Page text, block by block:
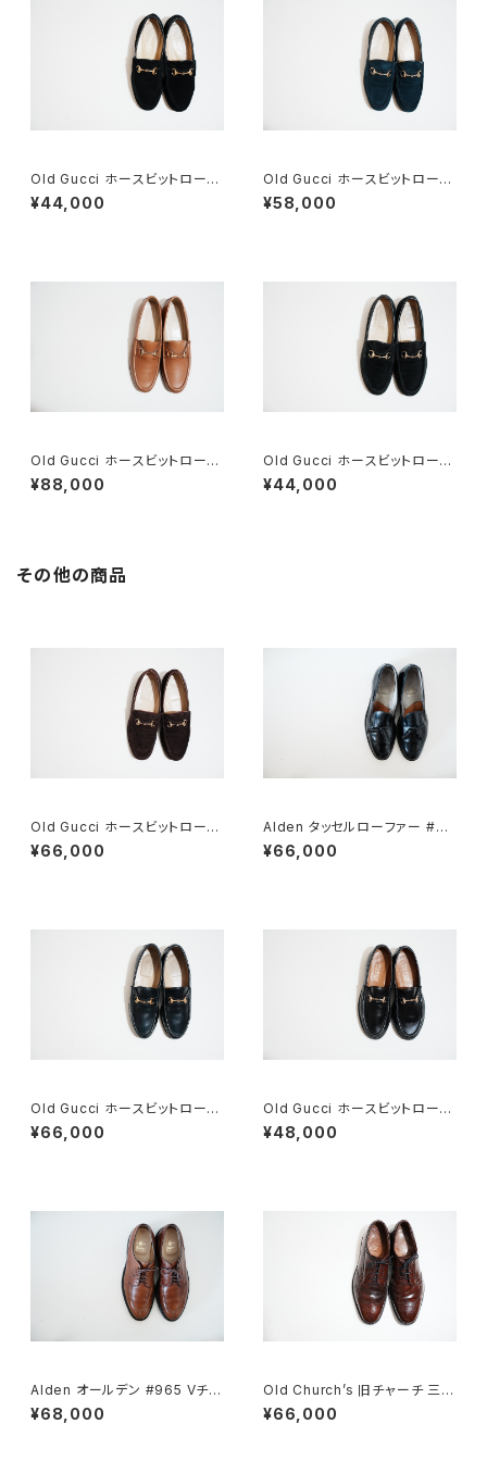
Old Gucci ホースビットローフ
ァー 6.5B スエードBK
¥44,000
Old Gucci ホースビットローフ
ァー 36C Navy Suede
¥58,000
Old Gucci ホースビットローフ
ァー 38.5C tan ほぼDeadsto
ck
¥88,000
Old Gucci ホースビットローフ
ァー 37C BK Suede
¥44,000
その他の商品
Old Gucci ホースビットローフ
ァー 5B Dark Brown Suede
¥66,000
Alden タッセルローファー #66
0 10C
¥66,000
Old Gucci ホースビットローフ
ァー 36C NV
¥66,000
Old Gucci ホースビットローフ
ァー 34.5C ラバー BK
¥48,000
Alden オールデン #965 Vチッ
プ 9D
¥68,000
Old Church’s 旧チャーチ 三都
市 Grafton グラフトン 100F
¥66,000